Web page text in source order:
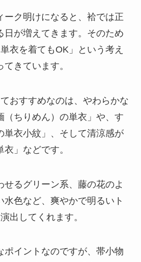
ーク明けになると、袷では正
日が増えてきます。そのため
衣を着てもOK」という考え
きています。
おすすめなのは、やわらかな
（ちりめん）の単衣」や、す
単衣小紋」、そして清涼感が
」などです。
せるグリーン系、藤の花のよ
水色など、爽やかで明るいト
出してくれます。
ポイントなのですが、帯小物